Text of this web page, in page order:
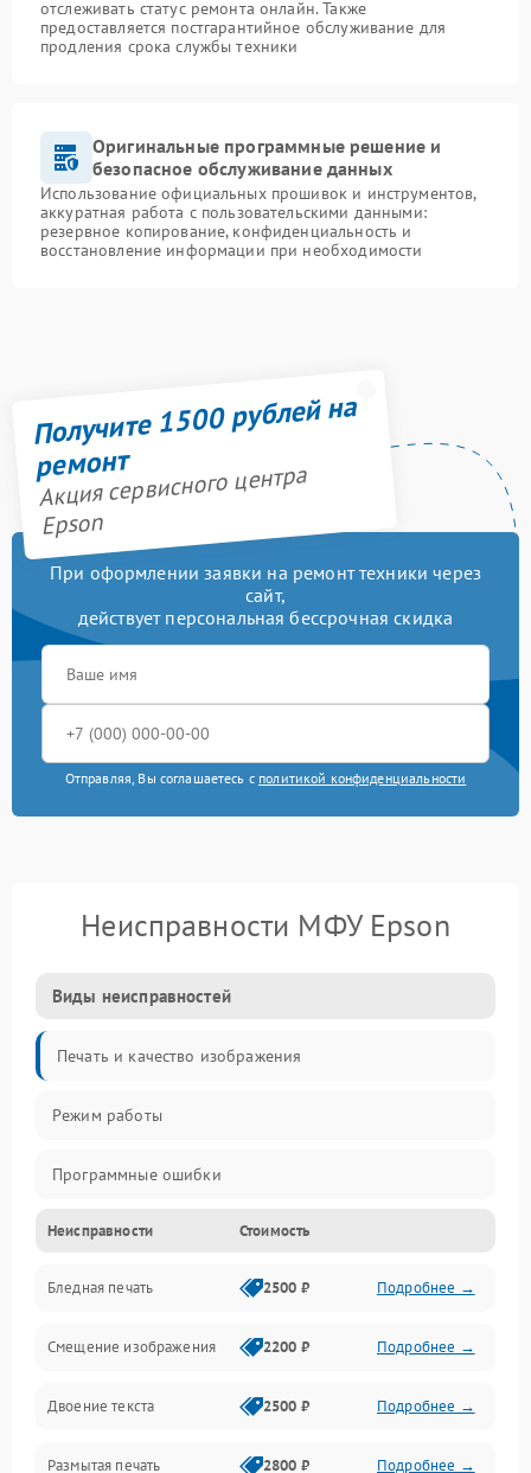
отслеживать статус ремонта онлайн. Также
предоставляется постгарантийное обслуживание для
продления срока службы техники
Оригинальные программные решение и
безопасное обслуживание данных
Использование официальных прошивок и инструментов,
аккуратная работа с пользовательскими данными:
резервное копирование, конфиденциальность и
восстановление информации при необходимости
Получите 1500 рублей на
ремонт
Акция сервисного центра
Epson
При оформлении заявки на ремонт техники через
сайт,
действует персональная бессрочная скидка
Отправляя, Вы соглашаетесь с политикой конфиденциальности
Неисправности МФУ Epson
Виды неисправностей
Печать и качество изображения
Режим работы
Программные ошибки
Картриджи и расходники
Сканер и копирование
Механика и узлы
Программные сбои
Неисправности Стоимость
Бледная печать 2500 ₽ Подробнее →
Смещение изображения 2200 ₽ Подробнее →
Двоение текста 2500 ₽ Подробнее →
Размытая печать 2800 ₽ Подробнее →